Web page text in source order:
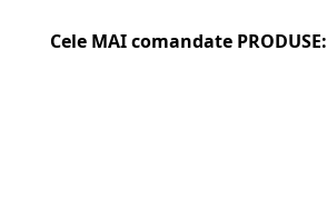
Cele MAI comandate PRODUSE: